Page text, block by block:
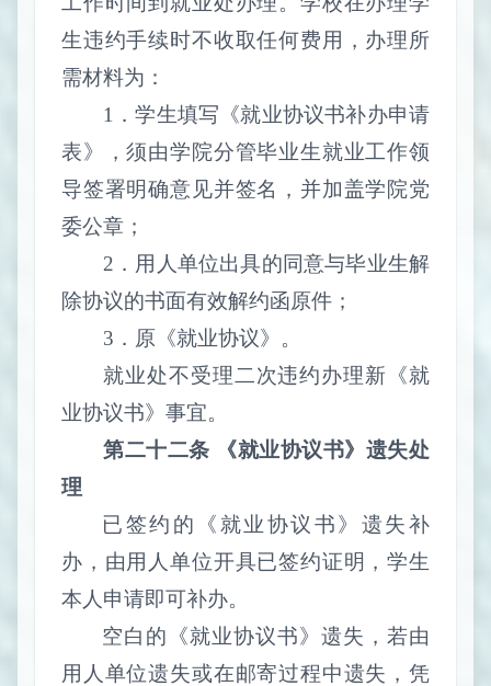
生违约手续时不收取任何费用， 办理所
需材料为：
1 ．学生填写《就业协议书补办申请
表》，须由学院分管毕业生就业工作领
导签署明确意见并签名，并加盖学院党
委公章；
2 ．用人单位出具的同意与毕业生解
除协议的书面有效解约函原件；
3 ．原《就业协议》。
就业处不受理二次违约办理新《就
业协议书》事宜。
第二十二条 《就业协议书》遗失处
理
已签约的《就业协议书》遗失补
办，由用人单位开具已签约证明，学生
本人申请即可补办。
空白的《就业协议书》遗失，若由
用人单位遗失或在邮寄过程中遗失，凭